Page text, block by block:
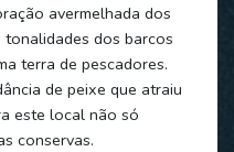
avermelhada dos
tonalidades dos barcos
terra de pescadores.
de peixe que atraiu
este local não só
conservas.